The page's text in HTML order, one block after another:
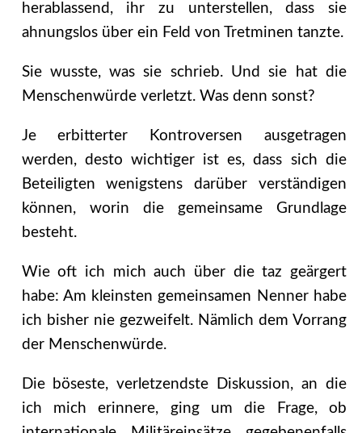
herablassend, ihr zu unterstellen, dass sie
ahnungslos über ein Feld von Tretminen tanzte.
Sie wusste, was sie schrieb. Und sie hat die
Menschenwürde verletzt. Was denn sonst?
Je erbitterter Kontroversen ausgetragen
werden, desto wichtiger ist es, dass sich die
Beteiligten wenigstens darüber verständigen
können, worin die gemeinsame Grundlage
besteht.
Wie oft ich mich auch über die taz geärgert
habe: Am kleinsten gemeinsamen Nenner habe
ich bisher nie gezweifelt. Nämlich dem Vorrang
der Menschenwürde.
Die böseste, verletzendste Diskussion, an die
ich mich erinnere, ging um die Frage, ob